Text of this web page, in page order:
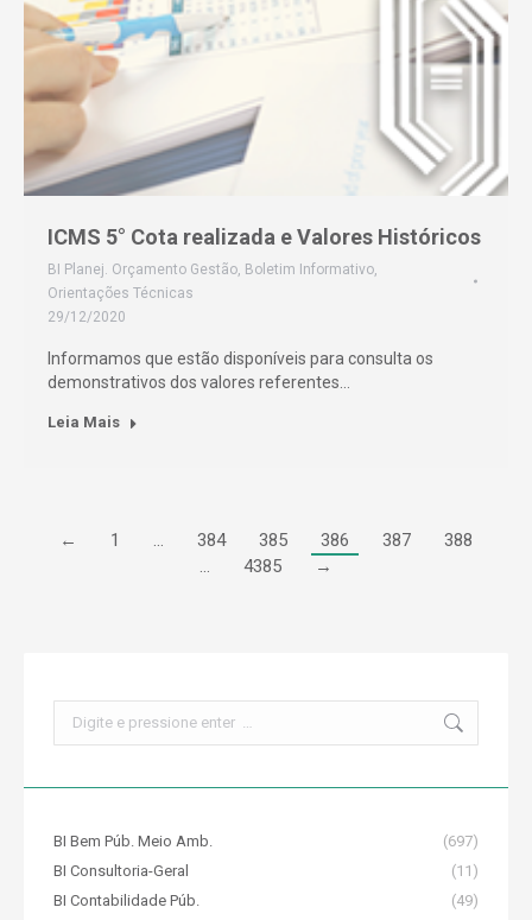
ICMS 5° Cota realizada e Valores Históricos
BI Planej. Orçamento Gestão, Boletim Informativo,
Orientações Técnicas
29/12/2020
Informamos que estão disponíveis para consulta os
demonstrativos dos valores referentes…
Leia Mais
← 1 … 384 385 386 387
388
…
4385 →
BI Bem Púb. Meio Amb.
(697)
BI Consultoria-Geral
(11)
BI Contabilidade Púb.
(49)